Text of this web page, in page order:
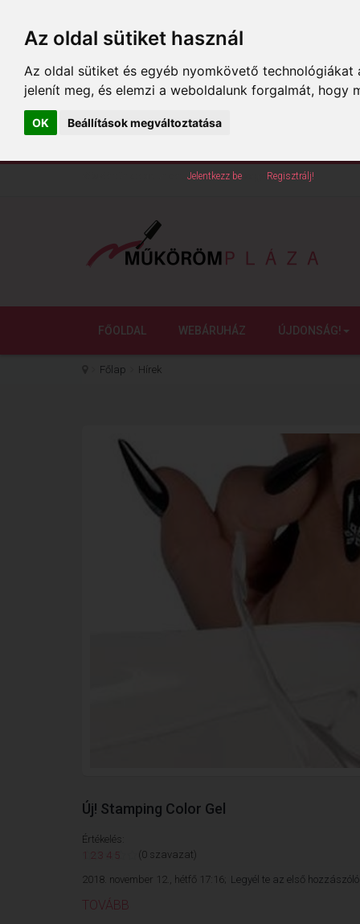
Az oldal sütiket használ
Az oldal sütiket és egyéb nyomkövető
jelenít meg, és elemzi a weboldalunk forgalmát, hogy
OK Beállítások megváltoztatása
Jelentkezz be Regisztrálj!
FŐOLDAL WEBÁRUHÁZ ÚJDONSÁG!
Főlap Hírek
Új! Stamping Color Gel
Értékelés:
1 2 3 4 5 (0 szavazat)
2018. november 12., hétfő 17:16; Legyél te az első
TOVÁBB